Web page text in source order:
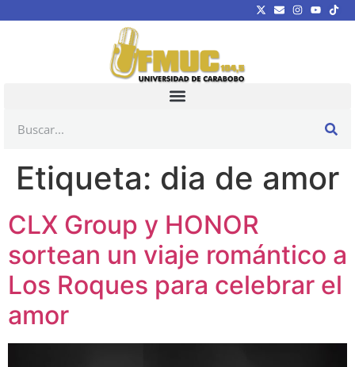
Etiqueta: dia de amor
CLX Group y HONOR
sortean un viaje romántico a
Los Roques para celebrar el
amor